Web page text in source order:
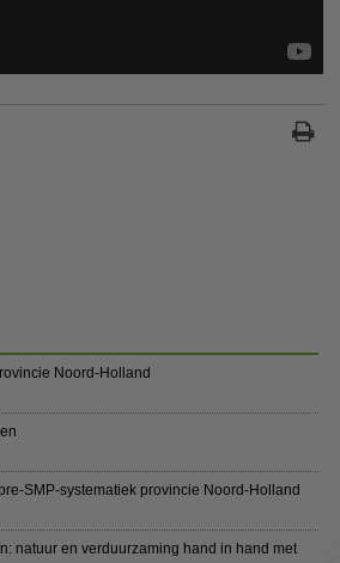
Noord-Holland
SMP-systematiek provincie Noord-Holland
natuur en verduurzaming hand in hand met